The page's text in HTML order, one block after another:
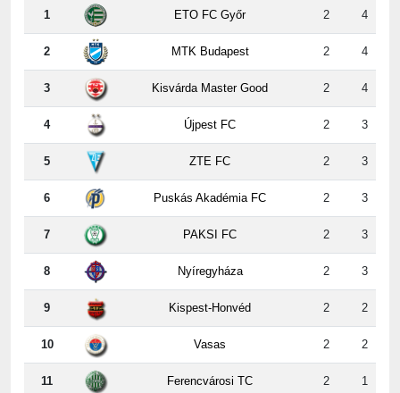
2 MTK Budapest 2 4
3 Kisvárda Master Good 2 4
4 Újpest FC 2 3
5 ZTE FC 2 3
6 Puskás Akadémia FC 2 3
7 PAKSI FC 2 3
8 Nyíregyháza 2 3
9 Kispest-Honvéd 2 2
10 Vasas 2 2
11 Ferencvárosi TC 2 1
12 DVSC 2 0